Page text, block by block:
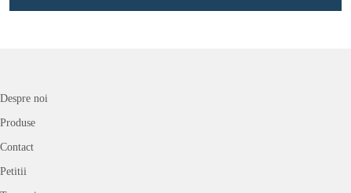
Despre noi
Produse
Contact
Petitii